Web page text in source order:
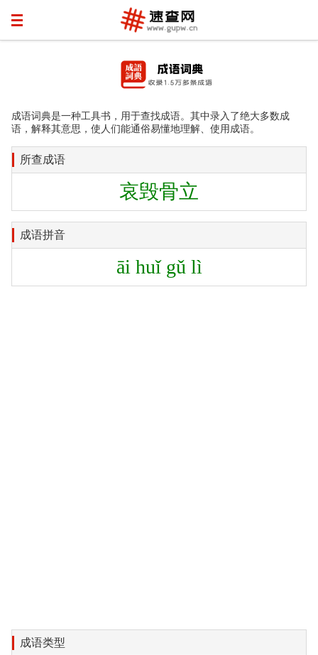
成语词典是一种工具书，用于查找成语。其中录入了绝大多数成
语，解释其意思，使人们能通俗易懂地理解、使用成语。
所查成语
哀毁骨立
成语拼音
āi huǐ gǔ lì
成语类型